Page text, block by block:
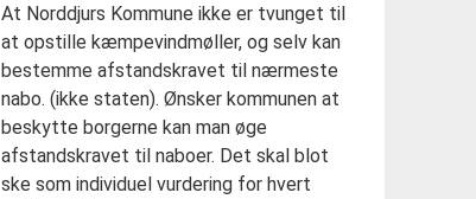
At Norddjurs Kommune ikke er tvunget til
at opstille kæmpevindmøller, og selv kan
bestemme afstandskravet til nærmeste
nabo. (ikke staten). Ønsker kommunen at
beskytte borgerne kan man øge
afstandskravet til naboer. Det skal blot
ske som individuel vurdering for hvert